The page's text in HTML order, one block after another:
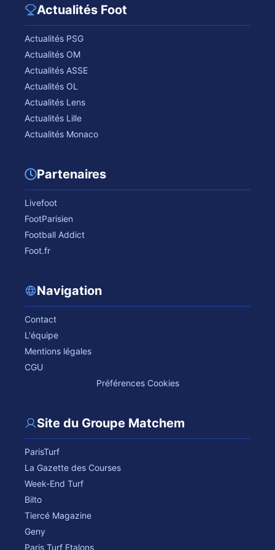
Actualités Foot
Actualités PSG
Actualités OM
Actualités ASSE
Actualités OL
Actualités Lens
Actualités Lille
Actualités Monaco
Partenaires
Livefoot
FootParisien
Football Addict
Foot.fr
Navigation
Contact
L'équipe
Mentions légales
CGU
Préférences Cookies
Site du Groupe Matchem
ParisTurf
La Gazette des Courses
Week-End Turf
Bilto
Tiercé Magazine
Geny
Paris Turf Etalons